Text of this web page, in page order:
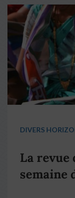
DIVERS
La revue
semaine